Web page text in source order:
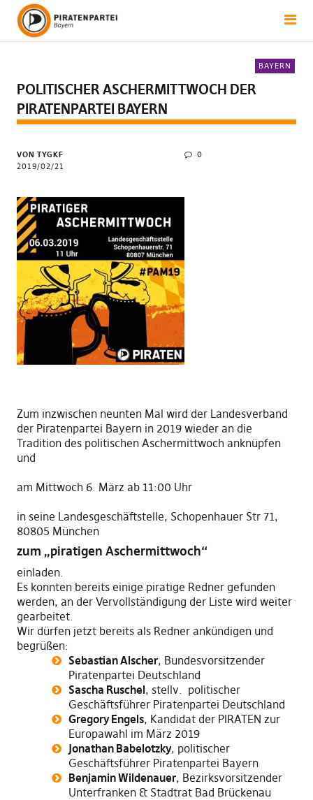
BAYERN
POLITISCHER ASCHERMITTWOCH DER
PIRATENPARTEI BAYERN
VON TYGKF
2019/02/21
0
Zum inzwischen neunten Mal wird der Landesverband
der Piratenpartei Bayern in 2019 wieder an die
Tradition des politischen Aschermittwoch anknüpfen
und
am Mittwoch 6. März ab 11:00 Uhr
in seine Landesgeschäftstelle, Schopenhauer Str 71,
80805 München
zum „piratigen Aschermittwoch“
einladen.
Es konnten bereits einige piratige Redner gefunden
werden, an der Vervollständigung der Liste wird weiter
gearbeitet.
Wir dürfen jetzt bereits als Redner ankündigen und
begrüßen:
Sebastian Alscher, Bundesvorsitzender
Piratenpartei Deutschland
Sascha Ruschel, stellv. politischer
Geschäftsführer Piratenpartei Deutschland
Gregory Engels, Kandidat der PIRATEN zur
Europawahl im März 2019
Jonathan Babelotzky, politischer
Geschäftsführer Piratenpartei Bayern
Benjamin Wildenauer, Bezirksvorsitzender
Unterfranken & Stadtrat Bad Brückenau